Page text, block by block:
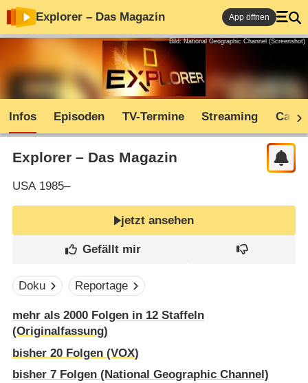
Explorer – Das Magazin App öffnen
Bild: National Geographic Channel (Screenshot)
Infos Episoden TV-Termine Streaming Cast
Explorer – Das Magazin
USA1985–
jetzt ansehen
Doku Reportage
mehr als 2000 Folgen in 12 Staffeln
(Originalfassung)
bisher 20Folgen (VOX)
bisher 7Folgen (National Geographic Channel)